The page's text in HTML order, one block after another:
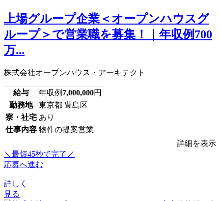
上場グループ企業＜オープンハウスグ
ループ＞で営業職を募集！｜年収例700
万...
株式会社オープンハウス・アーキテクト
給与 年収例 7,000,000円
勤務地
東京都 豊島区
寮・社宅 あり
仕事内容 物件の提案営業
詳細を表示
＼最短45秒で完了／
応募へ進む
詳しく
見る